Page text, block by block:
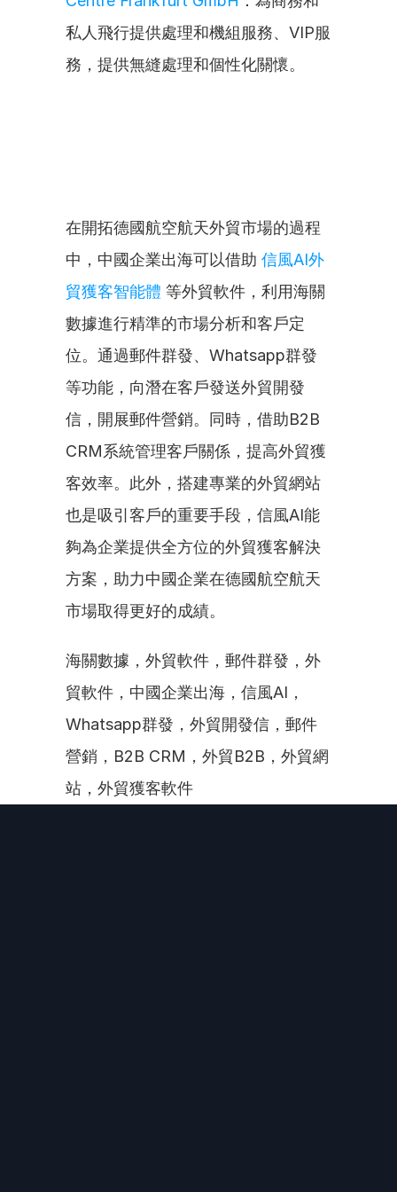
私人飛行提供處理和機組服務、VIP服
務，提供無縫處理和個性化關懷。
在開拓德國航空航天外貿市場的過程
中，中國企業出海可以借助 信風AI外
貿獲客智能體 等外貿軟件，利用海關
數據進行精準的市場分析和客戶定
位。通過郵件群發、Whatsapp群發
等功能，向潛在客戶發送外貿開發
信，開展郵件營銷。同時，借助B2B
CRM系統管理客戶關係，提高外貿獲
客效率。此外，搭建專業的外貿網站
也是吸引客戶的重要手段，信風AI能
夠為企業提供全方位的外貿獲客解決
方案，助力中國企業在德國航空航天
市場取得更好的成績。
海關數據，外貿軟件，郵件群發，外
貿軟件，中國企業出海，信風AI，
Whatsapp群發，外貿開發信，郵件
營銷，B2B CRM，外貿B2B，外貿網
站，外貿獲客軟件